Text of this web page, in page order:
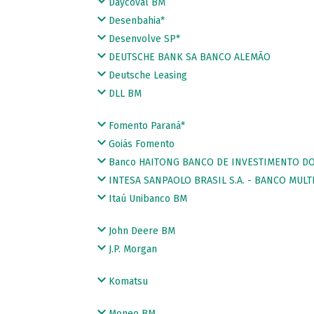
Daycoval BM
Desenbahia*
Desenvolve SP*
DEUTSCHE BANK SA BANCO ALEMÃO
Deutsche Leasing
DLL BM
Fomento Paraná*
Goiás Fomento
Banco HAITONG BANCO DE INVESTIMENTO
INTESA SANPAOLO BRASIL S.A. - BANCO
Itaú Unibanco BM
John Deere BM
J.P. Morgan
Komatsu